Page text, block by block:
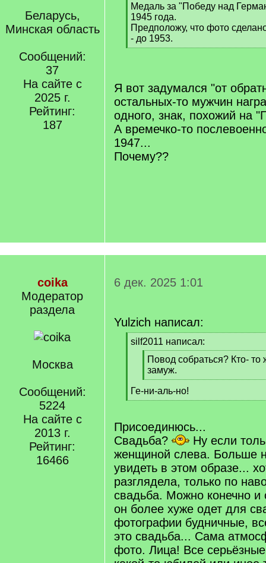
Беларусь,
Минская область
Сообщений:
37
На сайте с
2025 г.
Рейтинг:
187
[
q
]
Медаль за "Победу над
1945 года.
Предположу, что фото
- до 1953.
[
Я вот задумался "от
остальных-то мужчин
одного, знак, похожий на
А времечко-то
1947...
Почему??
coika
Модератор
раздела
Москва
Сообщений:
5224
На сайте с
2013 г.
Рейтинг:
16466
6 дек. 2025 1:01
Yulzich написал:
[silf2011 написал:
[
q
]
Повод собраться? Кто-
замуж.
[
/
q
Ге-ни-аль-но!
[
q
]
Присоединюсь...
Свадьба?
Ну если
женщиной слева. Больше
увидеть в этом образе...
разглядела, только по
свадьба. Можно конечно и
он более хуже одет для
фотографии будничные,
это свадьба... Сама
фото. Лица! Все